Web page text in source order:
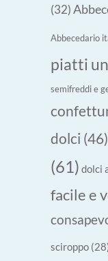
(32)
Abbecedario
piatti
semifreddi e
dolci (46)
(61) dolci
facile e
sciroppo